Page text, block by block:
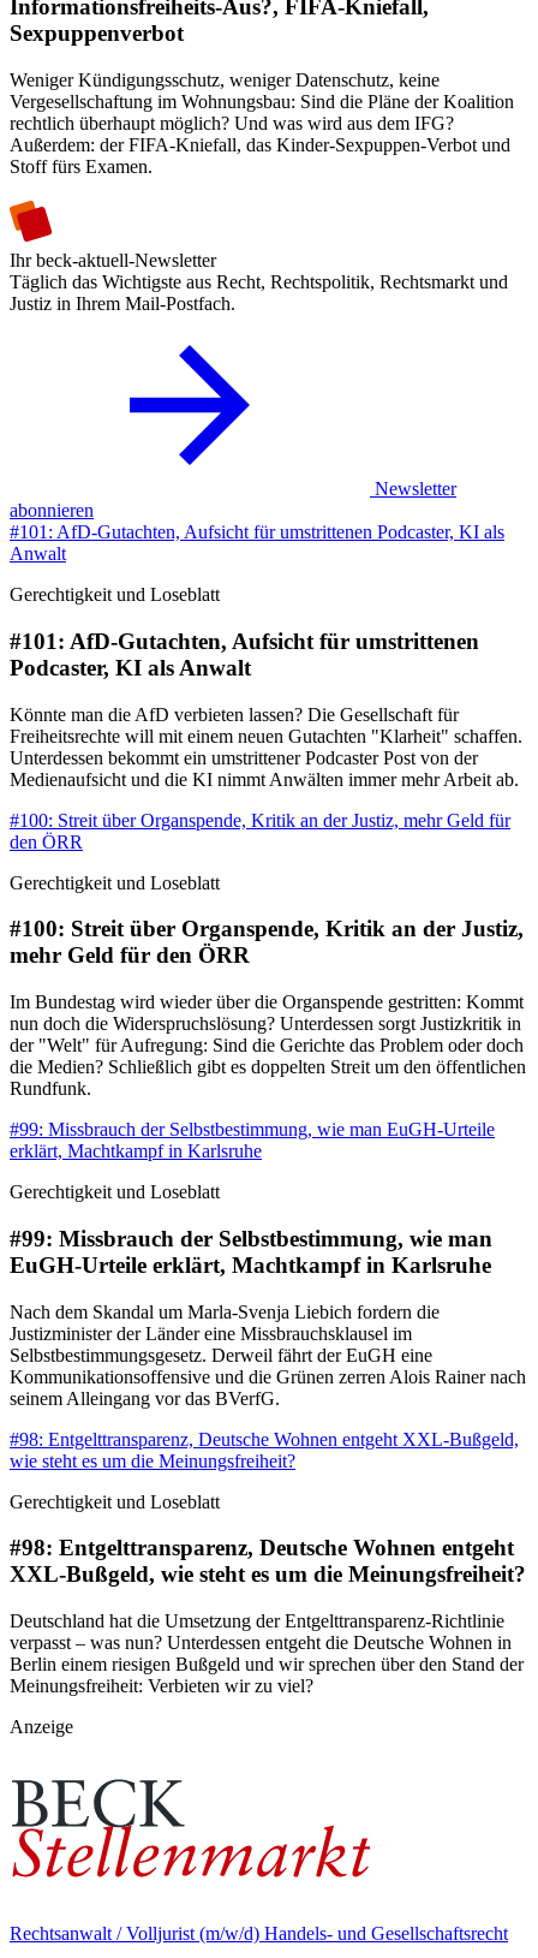
Informationsfreiheits-Aus?, FIFA-Kniefall,
Sexpuppenverbot
Weniger Kündigungsschutz, weniger Datenschutz, keine
Vergesellschaftung im Wohnungsbau: Sind die Pläne der Koalition
rechtlich überhaupt möglich? Und was wird aus dem IFG?
Außerdem: der FIFA-Kniefall, das Kinder-Sexpuppen-Verbot und
Stoff fürs Examen.
Ihr beck-aktuell-Newsletter
Täglich das Wichtigste aus Recht, Rechtspolitik, Rechtsmarkt und
Justiz in Ihrem Mail-Postfach.
Newsletter
abonnieren
#101: AfD-Gutachten, Aufsicht für umstrittenen Podcaster, KI als
Anwalt
Gerechtigkeit und Loseblatt
#101: AfD-Gutachten, Aufsicht für umstrittenen
Podcaster, KI als Anwalt
Könnte man die AfD verbieten lassen? Die Gesellschaft für
Freiheitsrechte will mit einem neuen Gutachten "Klarheit" schaffen.
Unterdessen bekommt ein umstrittener Podcaster Post von der
Medienaufsicht und die KI nimmt Anwälten immer mehr Arbeit ab.
#100: Streit über Organspende, Kritik an der Justiz, mehr Geld für
den ÖRR
Gerechtigkeit und Loseblatt
#100: Streit über Organspende, Kritik an der Justiz,
mehr Geld für den ÖRR
Im Bundestag wird wieder über die Organspende gestritten: Kommt
nun doch die Widerspruchslösung? Unterdessen sorgt Justizkritik in
der "Welt" für Aufregung: Sind die Gerichte das Problem oder doch
die Medien? Schließlich gibt es doppelten Streit um den öffentlichen
Rundfunk.
#99: Missbrauch der Selbstbestimmung, wie man EuGH-Urteile
erklärt, Machtkampf in Karlsruhe
Gerechtigkeit und Loseblatt
#99: Missbrauch der Selbstbestimmung, wie man
EuGH-Urteile erklärt, Machtkampf in Karlsruhe
Nach dem Skandal um Marla-Svenja Liebich fordern die
Justizminister der Länder eine Missbrauchsklausel im
Selbstbestimmungsgesetz. Derweil fährt der EuGH eine
Kommunikationsoffensive und die Grünen zerren Alois Rainer nach
seinem Alleingang vor das BVerfG.
#98: Entgelttransparenz, Deutsche Wohnen entgeht XXL-Bußgeld,
wie steht es um die Meinungsfreiheit?
Gerechtigkeit und Loseblatt
#98: Entgelttransparenz, Deutsche Wohnen entgeht
XXL-Bußgeld, wie steht es um die Meinungsfreiheit?
Deutschland hat die Umsetzung der Entgelttransparenz-Richtlinie
verpasst – was nun? Unterdessen entgeht die Deutsche Wohnen in
Berlin einem riesigen Bußgeld und wir sprechen über den Stand der
Meinungsfreiheit: Verbieten wir zu viel?
Anzeige
Rechtsanwalt / Volljurist (m/w/d) Handels- und Gesellschaftsrecht